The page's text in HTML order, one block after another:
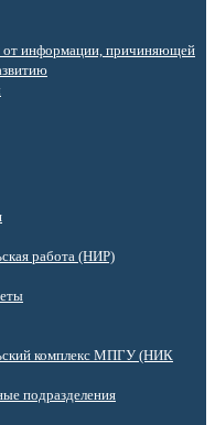
информации, причиняющей
работа (НИР)
комплекс МПГУ (НИК
подразделения